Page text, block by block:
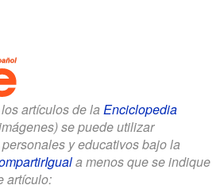
artículos de la Enciclopedia
se puede utilizar
y educativos bajo la
a menos que se indique
artículo: